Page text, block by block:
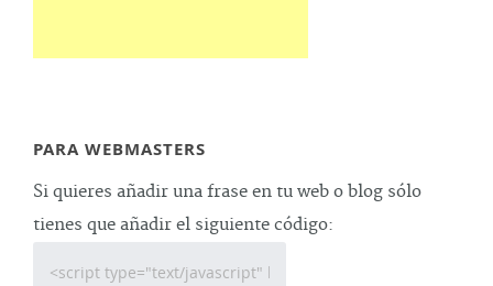
PARA WEBMASTERS
Si quieres añadir una frase en tu web o blog sólo
tienes que añadir el siguiente código: